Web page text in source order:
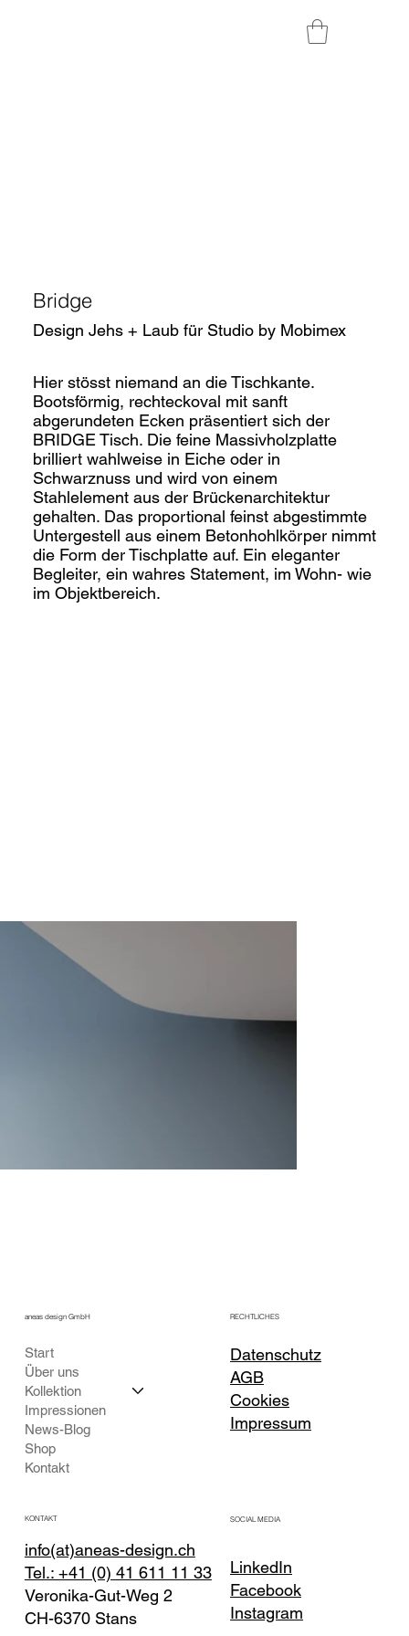
Bridge
Design Jehs + Laub für Studio by Mobimex
Hier stösst niemand an die Tischkante.
Bootsförmig, rechteckoval mit sanft
abgerundeten Ecken präsentiert sich der
BRIDGE Tisch. Die feine Massivholzplatte
brilliert wahlweise in Eiche oder in
Schwarznuss und wird von einem
Stahlelement aus der Brückenarchitektur
gehalten. Das proportional feinst abgestimmte
Untergestell aus einem Betonhohlkörper nimmt
die Form der Tischplatte auf. Ein eleganter
Begleiter, ein wahres Statement, im Wohn- wie
im Objektbereich.
aneas design GmbH
Start
Über uns
Kollektion
Impressionen
News-Blog
Shop
Kontakt
RECHTLICHES
Datenschutz
Cookies
AGB
Impressum
SOCIAL MEDIA
LinkedIn
Facebook
Instagram
KONTAKT
info(at)aneas-design.ch
Tel.: +41 (0) 41 611 11 33
Veronika-Gut-Weg 2
CH-6370 Stans